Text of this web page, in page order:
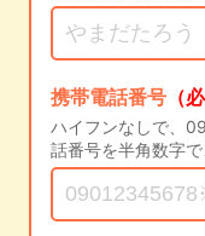
携帯電話番号 （
ハイフンなしで、
話番号を半角数字で